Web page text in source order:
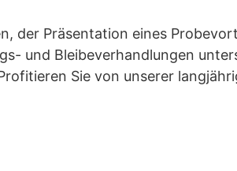
der Präsentation eines
und Bleibeverhandlungen
Sie von unserer